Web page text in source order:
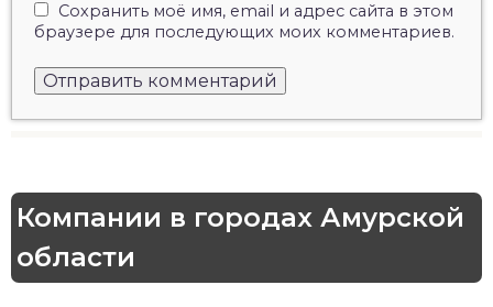
Сохранить моё имя, email и адрес сайта в этом
браузере для последующих моих комментариев.
Компании в городах Амурской
области